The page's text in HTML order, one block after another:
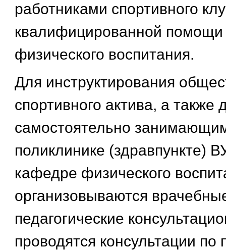
работниками спортивного
квалифицированной
физического воспитания.
Для инструктирования
спортивного актива, а
самостоятельно
поликлинике (здравпункте)
кафедре физического
организовываются
педагогические
проводятся консультации по